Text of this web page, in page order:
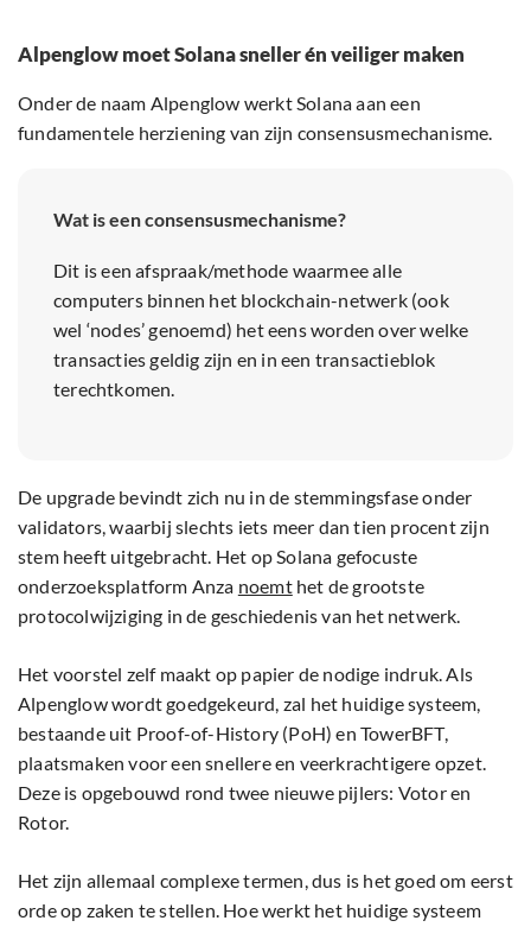
Alpenglow moet Solana sneller én veiliger maken
Onder de naam Alpenglow werkt Solana aan een
fundamentele herziening van zijn consensusmechanisme.
Wat is een consensusmechanisme?
Dit is een afspraak/methode waarmee alle
computers binnen het blockchain-netwerk (ook
wel ‘nodes’ genoemd) het eens worden over welke
transacties geldig zijn en in een transactieblok
terechtkomen.
De upgrade bevindt zich nu in de stemmingsfase onder
validators, waarbij slechts iets meer dan tien procent zijn
stem heeft uitgebracht. Het op Solana gefocuste
onderzoeksplatform Anza noemthet de grootste
protocolwijziging in de geschiedenis van het netwerk.
Het voorstel zelf maakt op papier de nodige indruk. Als
Alpenglow wordt goedgekeurd, zal het huidige systeem,
bestaande uit Proof-of-History (PoH) en TowerBFT,
plaatsmaken voor een snellere en veerkrachtigere opzet.
Deze is opgebouwd rond twee nieuwe pijlers: Votor en
Rotor.
Het zijn allemaal complexe termen, dus is het goed om eerst
orde op zaken te stellen. Hoe werkt het huidige systeem